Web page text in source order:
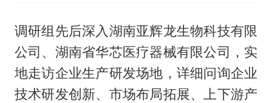
调研组先后深入湖南亚辉龙生物科技有限
公司、湖南省华芯医疗器械有限公司，实
地走访企业生产研发场地，详细问询企业
技术研发创新、市场布局拓展、上下游产